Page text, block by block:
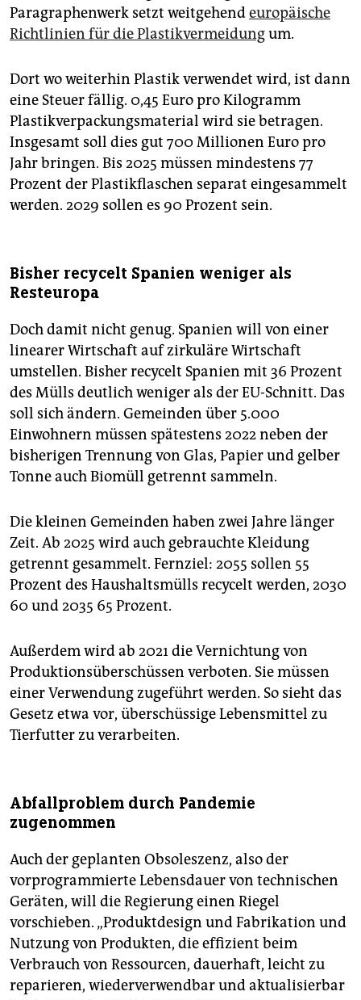
Paragraphenwerk setzt weitgehendeuropäische
Richtlinien für die Plastikvermeidungum.
Dort wo weiterhin Plastik verwendet wird, ist dann
eine Steuer fällig. 0,45 Euro pro Kilogramm
Plastikverpackungsmaterial wird sie betragen.
Insgesamt soll dies gut 700 Millionen Euro pro
Jahr bringen. Bis 2025 müssen mindestens 77
Prozent der Plastikflaschen separat eingesammelt
werden. 2029 sollen es 90 Prozent sein.
Bisher recycelt Spanien weniger als
Resteuropa
Doch damit nicht genug. Spanien will von einer
linearer Wirtschaft auf zirkuläre Wirtschaft
umstellen. Bisher recycelt Spanien mit 36 Prozent
des Mülls deutlich weniger als der EU-Schnitt. Das
soll sich ändern. Gemeinden über 5.000
Einwohnern müssen spätestens 2022 neben der
bisherigen Trennung von Glas, Papier und gelber
Tonne auch Biomüll getrennt sammeln.
Die kleinen Gemeinden haben zwei Jahre länger
Zeit. Ab 2025 wird auch gebrauchte Kleidung
getrennt gesammelt. Fernziel: 2055 sollen 55
Prozent des Haushaltsmülls recycelt werden, 2030
60 und 2035 65 Prozent.
Außerdem wird ab 2021 die Vernichtung von
Produktionsüberschüssen verboten. Sie müssen
einer Verwendung zugeführt werden. So sieht das
Gesetz etwa vor, überschüssige Lebensmittel zu
Tierfutter zu verarbeiten.
Abfallproblem durch Pandemie
zugenommen
Auch der geplanten Obsoleszenz, also der
vorprogrammierte Lebensdauer von technischen
Geräten, will die Regierung einen Riegel
vorschieben. „Produktdesign und Fabrikation und
Nutzung von Produkten, die effizient beim
Verbrauch von Ressourcen, dauerhaft, leicht zu
reparieren, wiederverwendbar und aktualisierbar